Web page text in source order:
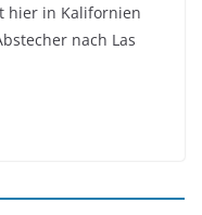
hier in Kalifornien
nach Las